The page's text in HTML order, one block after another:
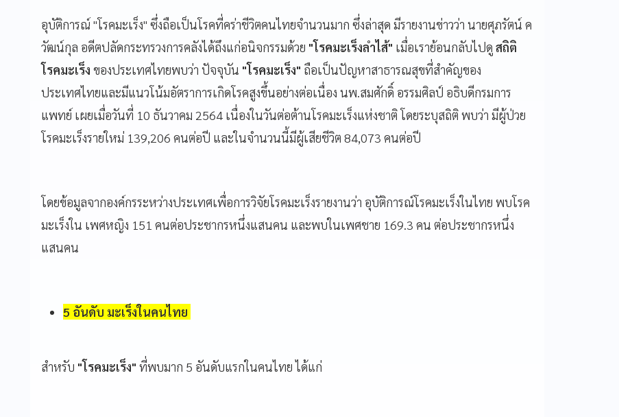
อุบัติการณ์ "โรคมะเร็ง" ซึ่งถือเป็นโรคที่คร่าชีวิตคนไทยจำนวนมาก ซึ่งล่าสุด มีรายงานข่าวว่า​ นายศุภรัตน์​ ค
วัฒน์กุล​ อดีตปลัดกระทรวงการคลังได้ถึงแก่อนิจกรรมด้วย "โรคมะเร็งลำไส้" เมื่อเราย้อนกลับไปดู สถิติ
โรคมะเร็ง ของประเทศไทยพบว่า ปัจจุบัน "โรคมะเร็ง" ถือเป็นปัญหาสาธารณสุขที่สำคัญของ
ประเทศไทยและมีแนวโน้มอัตราการเกิดโรคสูงขึ้นอย่างต่อเนื่อง นพ.สมศักดิ์ อรรมศิลป์ อธิบดีกรมการ
แพทย์ เผยเมื่อวันที่ 10 ธันวาคม 2564 เนื่องในวันต่อต้านโรคมะเร็งแห่งชาติ โดยระบุสถิติ พบว่า มีผู้ป่วย
โรคมะเร็งรายใหม่ 139,206 คนต่อปี และในจำนวนนี้มีผู้เสียชีวิต 84,073 คนต่อปี
โดยข้อมูลจากองค์กรระหว่างประเทศเพื่อการวิจัยโรคมะเร็งรายงานว่า อุบัติการณ์โรคมะเร็งในไทย พบโรค
มะเร็งใน เพศหญิง 151 คนต่อประชากรหนึ่งแสนคน และพบในเพศชาย 169.3 คน ต่อประชากรหนึ่ง
แสนคน
5 อันดับ มะเร็งในคนไทย
สำหรับ "โรคมะเร็ง" ที่พบมาก 5 อันดับแรกในคนไทย ได้แก่